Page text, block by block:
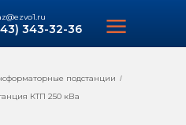
343-32-36
подстанции /
КТП 250 кВа